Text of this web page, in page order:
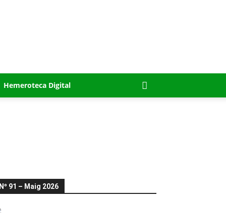
Hemeroteca Digital
Nº 91 – Maig 2026